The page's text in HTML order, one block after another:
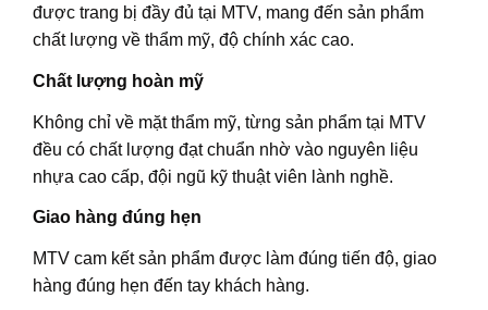
được trang bị đầy đủ tại MTV, mang đến sản phẩm
chất lượng về thẩm mỹ, độ chính xác cao.
Chất lượng hoàn mỹ
Không chỉ về mặt thẩm mỹ, từng sản phẩm tại MTV
đều có chất lượng đạt chuẩn nhờ vào nguyên liệu
nhựa cao cấp, đội ngũ kỹ thuật viên lành nghề.
Giao hàng đúng hẹn
MTV cam kết sản phẩm được làm đúng tiến độ, giao
hàng đúng hẹn đến tay khách hàng.